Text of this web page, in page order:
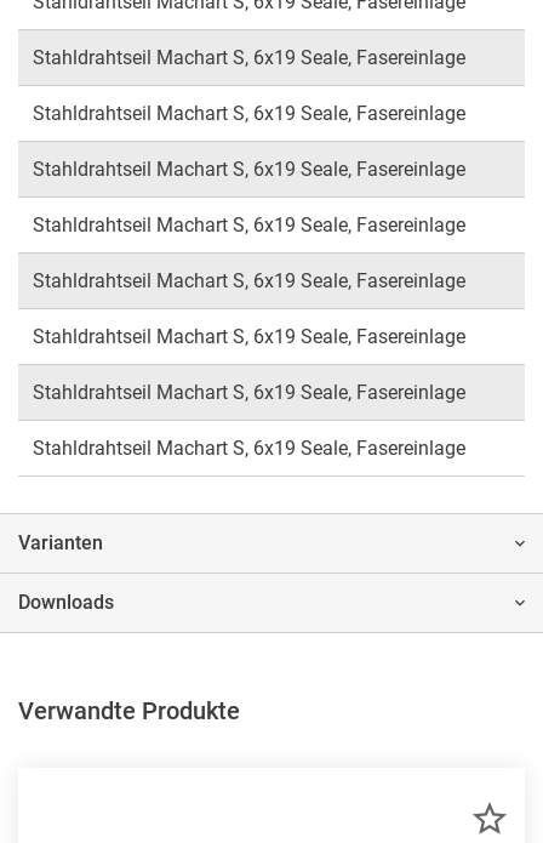
Stahldrahtseil Machart S, 6x19 Seale, Fasereinlage
Stahldrahtseil Machart S, 6x19 Seale, Fasereinlage
Stahldrahtseil Machart S, 6x19 Seale, Fasereinlage
Stahldrahtseil Machart S, 6x19 Seale, Fasereinlage
Stahldrahtseil Machart S, 6x19 Seale, Fasereinlage
Stahldrahtseil Machart S, 6x19 Seale, Fasereinlage
Stahldrahtseil Machart S, 6x19 Seale, Fasereinlage
Stahldrahtseil Machart S, 6x19 Seale, Fasereinlage
Varianten
Downloads
Verwandte Produkte